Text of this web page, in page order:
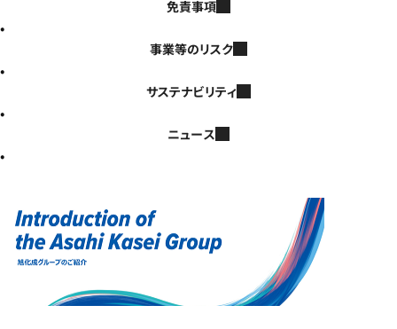
免責事項
事業等のリスク
サステナビリティ
ニュース